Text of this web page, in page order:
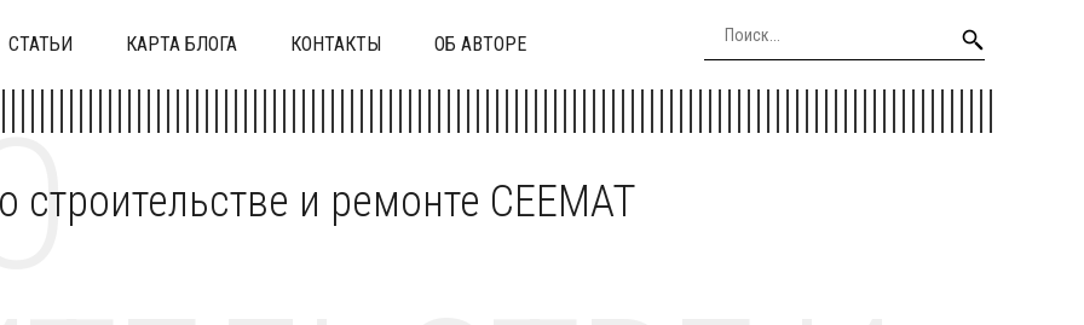
СТАТЬИ КАРТА БЛОГА КОНТАКТЫ ОБ АВТОРЕ
строительстве и ремонте CEEMAT